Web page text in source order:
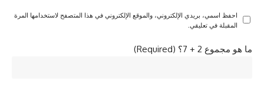
احفظ اسمي، بريدي الإلكتروني، والموقع الإلكتروني في هذا المتصفح لاستخدامها المرة
المقبلة في تعليقي.
ما هو مجموع 2 + 7؟ (Required)